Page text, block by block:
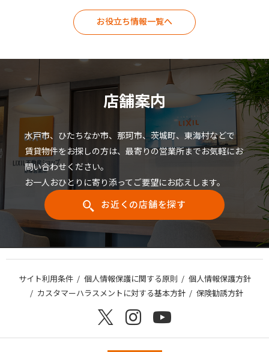
お役立ち情報一覧へ
店舗案内
水戸市、ひたちなか市、那珂市、茨城町、東海村などで
賃貸物件をお探しの方は、最寄りの営業所までお気軽にお
問い合わせください。
お一人おひとりに寄り添ってご要望にお応えします。
お近くの店舗を探す
サイト利用条件 個人情報保護に関する原則
個人情報保護方針
カスタマーハラスメントに対する基本方針
保険勧誘方針